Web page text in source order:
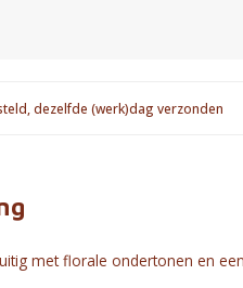
dezelfde (werk)dag verzonden
met florale ondertonen en